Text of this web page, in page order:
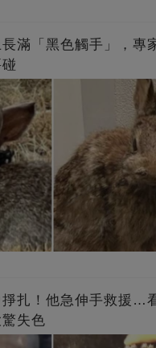
滿「黑色觸手」，專
扎！他急伸手救援…
失色